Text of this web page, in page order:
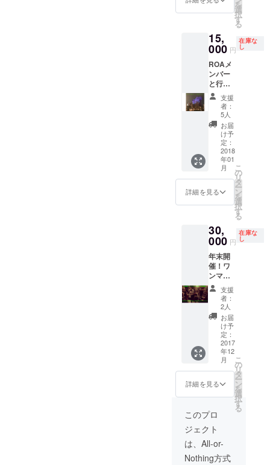
用可！
（リ
金額に
レコー
ディン
グ費
用、そ
の他交
通費、
音源制
作に関
する全
ての費
用含
む。）
を
選
択
す
る
15,
000 円
在庫な
し
ROAメ
ンバー
と行く
東京
ディズ
ニー
シー！
お酒飲
めない
からラ
ンド
NG！
(入場料
はリ
ターン
金額と
途、リ
ターン
購入者
負担と
なりま
す。)
支援
者：
5人
お届
け予
定：
2018
年01
月
詳細を見る
こ
の
リ
タ
ー
ン
を
選
択
す
る
30,
000 円
在庫な
し
年末開
催！ワ
ンマン
ライ
ブ"カ
バー
曲"依頼
権！ (可
能な限
り対応
させて
頂きま
すが、
場合に
よって
は出来
ない場
合もあ
ります
ことご
了承く
ださ
支援
者：
2人
お届
け予
定：
2017
年12
月
詳細を見る
こ
の
リ
タ
ー
ン
を
選
択
す
る
このプロ
ジェクト
は、All-or-
Nothing方式